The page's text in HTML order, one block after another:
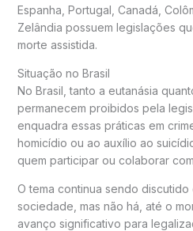
Espanha, Portugal, Canadá,
Zelândia possuem legislações
morte assistida.
Situação no Brasil
No Brasil, tanto a eutanásia
permanecem proibidos pela
enquadra essas práticas em
homicídio ou ao auxílio ao
quem participar ou colaborar
O tema continua sendo
sociedade, mas não há, até o
avanço significativo para